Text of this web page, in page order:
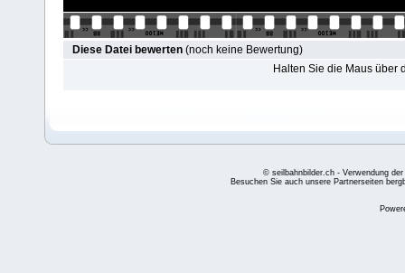
Diese Datei bewerten (noch keine Bewertung)
Halten Sie die Maus über
© seilbahnbilder.ch - Verwendung
Besuchen Sie auch unsere Partnerseiten